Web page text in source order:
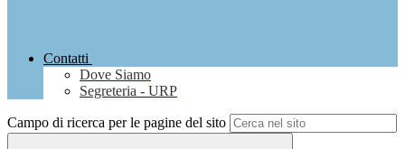
Contatti
Dove Siamo
Segreteria - URP
Campo di ricerca per le pagine del sito